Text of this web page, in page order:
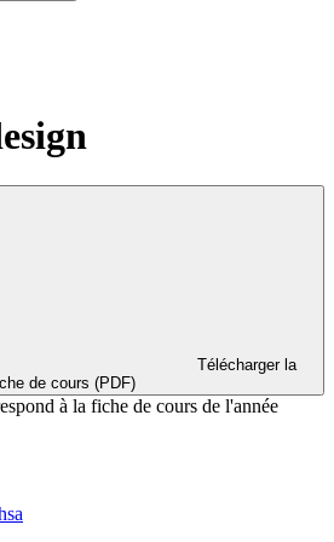
de cours (PDF)
à la fiche de cours de l'année